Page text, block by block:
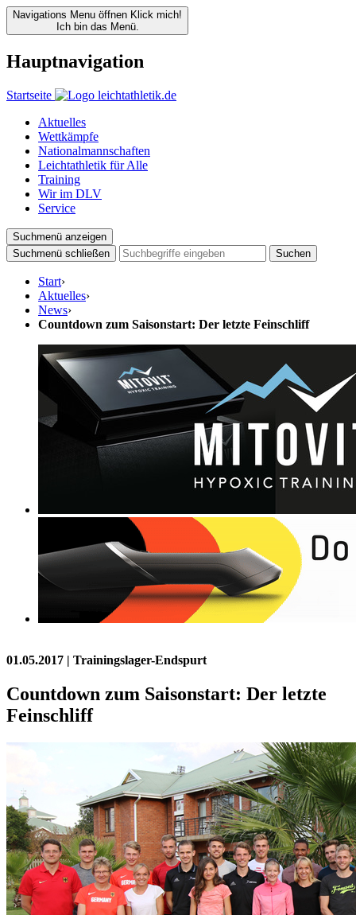
Navigations Menu öffnen Klick mich!
Ich bin das Menü.
Hauptnavigation
Startseite
Aktuelles
Wettkämpfe
Nationalmannschaften
Leichtathletik für Alle
Training
Wir im DLV
Service
Suchmenü anzeigen
Suchmenü schließen
Suchen
Start›
Aktuelles›
News›
Countdown zum Saisonstart: Der letzte Feinschliff
01.05.2017 | Trainingslager-Endspurt
Countdown zum Saisonstart: Der letzte
Feinschliff